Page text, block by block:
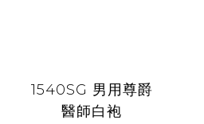
1540SG 男用尊爵
醫師白袍